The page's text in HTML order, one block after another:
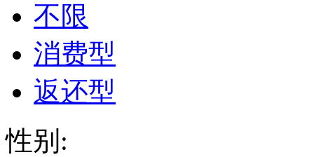
不限
消费型
返还型
性别: